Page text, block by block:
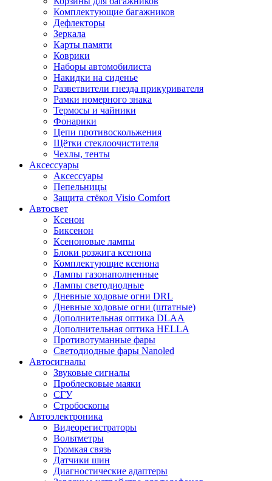
Комплектующие багажников
Дефлекторы
Зеркала
Карты памяти
Коврики
Наборы автомобилиста
Накидки на сиденье
Разветвители гнезда прикуривателя
Рамки номерного знака
Термосы и чайники
Фонарики
Цепи противоскольжения
Щётки стеклоочистителя
Чехлы, тенты
Аксессуары
Аксессуары
Пепельницы
Защита стёкол Visio Comfort
Автосвет
Ксенон
Биксенон
Ксеноновые лампы
Блоки розжига ксенона
Комплектующие ксенона
Лампы газонаполненные
Лампы светодиодные
Дневные ходовые огни DRL
Дневные ходовые огни (штатные)
Дополнительная оптика DLAA
Дополнительная оптика HELLA
Противотуманные фары
Светодиодные фары Nanoled
Автосигналы
Звуковые сигналы
Проблесковые маяки
СГУ
Стробоскопы
Автоэлектроника
Видеорегистраторы
Вольтметры
Громкая связь
Датчики шин
Диагностические адаптеры